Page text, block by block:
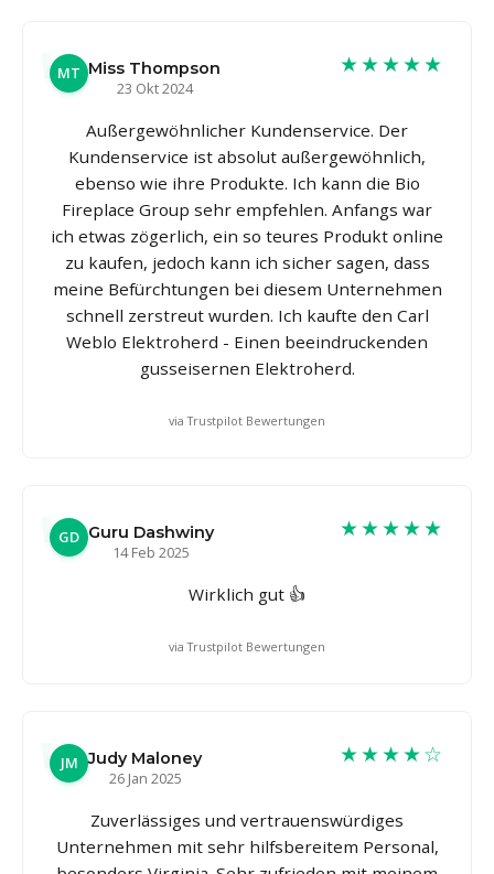
MT Miss Thompson
23 Okt 2024
★★★★★
Außergewöhnlicher Kundenservice. Der
Kundenservice ist absolut außergewöhnlich,
ebenso wie ihre Produkte. Ich kann die Bio
Fireplace Group sehr empfehlen. Anfangs war
ich etwas zögerlich, ein so teures Produkt online
zu kaufen, jedoch kann ich sicher sagen, dass
meine Befürchtungen bei diesem Unternehmen
schnell zerstreut wurden. Ich kaufte den Carl
Weblo Elektroherd - Einen beeindruckenden
gusseisernen Elektroherd.
via Trustpilot Bewertungen
GD Guru Dashwiny
14 Feb 2025
★★★★★
Wirklich gut 👍
via Trustpilot Bewertungen
JM Judy Maloney
26 Jan 2025
★★★★☆
Zuverlässiges und vertrauenswürdiges
Unternehmen mit sehr hilfsbereitem Personal,